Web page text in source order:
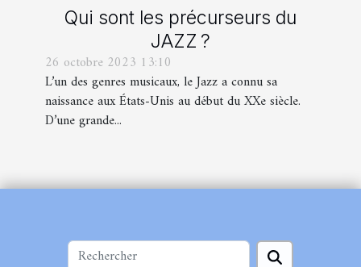
Qui sont les précurseurs du
JAZZ ?
26 octobre 2023 13:10
L’un des genres musicaux, le Jazz a connu sa
naissance aux États-Unis au début du XXe siècle.
D’une grande...